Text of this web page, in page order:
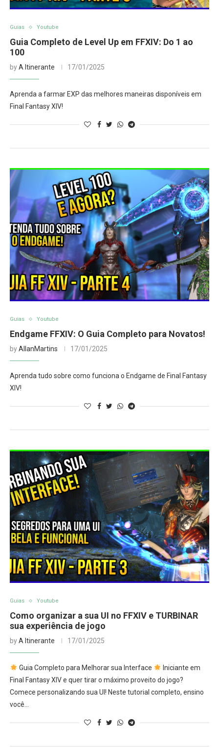
Guias Youtube
Guia Completo de Level Up em FFXIV: Do 1 ao
100
byA Itinerante 17/01/2025
Aprenda a farmar EXP das melhores maneiras disponíveis em
Final Fantasy XIV!
Guias Youtube
Endgame FFXIV: O Guia Completo para Novatos!
byAllanMartins 17/01/2025
Aprenda tudo sobre como funciona o Endgame de Final Fantasy
XIV!
Guias Youtube
Como organizar a sua UI no FFXIV e TURBINAR
sua experiência de jogo
byA Itinerante 17/01/2025
Guia Completo para Melhorar sua Interface
Iniciante em
Final Fantasy XIV e quer tirar o máximo proveito do jogo?
Comece personalizando sua UI! Neste tutorial completo, ensino
você…